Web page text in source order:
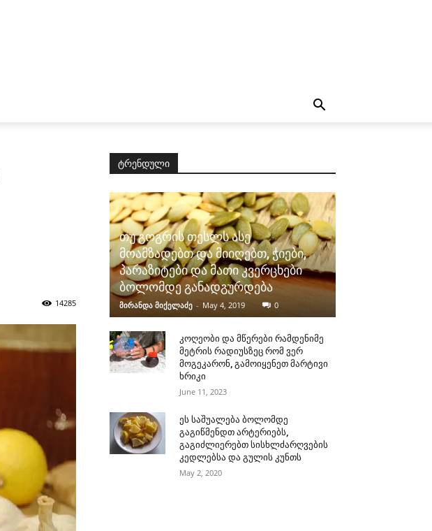
14285
ტრენდული
თუ გოგრის თესლს ასე
მოამზადებთ და მიიღებთ, ჭიები,
პარაზიტები და მათი კვერცხები
ბოლომდე განადგურდება
მირანდა მიქელაძე - May 4, 2019 0
კოღეობი და მწერები რამდენიმე
მეტრის რადიუსზეც რომ ვერ
მოგეკარონ, გამოიყენეთ მარტივი
ხრიკი
June 11, 2023
ეს საშუალება ბოლომდე
გაგიწმენდთ არტერიებს,
გაგიძლიერებთ სისხლძარღვების
კედლებსა და გულის კუნთს
May 2, 2020